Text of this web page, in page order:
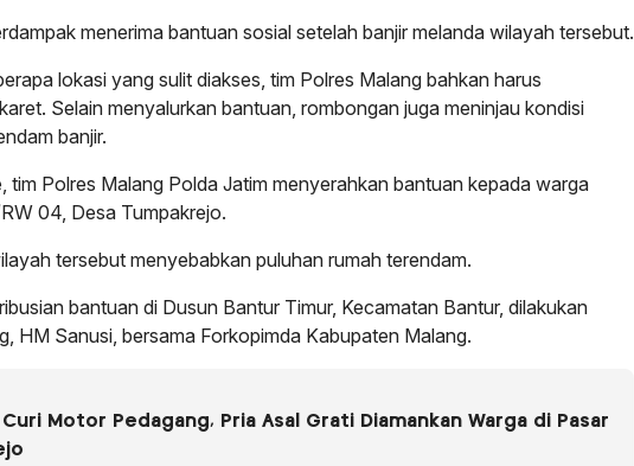
menerima bantuan sosial setelah banjir melanda wilayah tersebut.
lokasi yang sulit diakses, tim Polres Malang bahkan harus
Selain menyalurkan bantuan, rombongan juga meninjau kondisi
banjir.
tim Polres Malang Polda Jatim menyerahkan bantuan kepada warga
04, Desa Tumpakrejo.
tersebut menyebabkan puluhan rumah terendam.
bantuan di Dusun Bantur Timur, Kecamatan Bantur, dilakukan
HM Sanusi, bersama Forkopimda Kabupaten Malang.
Curi Motor Pedagang, Pria Asal Grati Diamankan Warga di Pasar